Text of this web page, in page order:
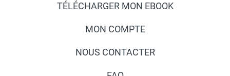
TÉLÉCHARGER MON EBOOK
MON COMPTE
NOUS CONTACTER